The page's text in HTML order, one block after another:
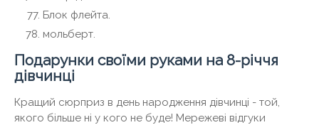
Блок флейта.
мольберт.
Подарунки своїми руками на 8-річчя
дівчинці
Кращий сюрприз в день народження дівчинці - той,
якого більше ні у кого не буде! Мережеві відгуки